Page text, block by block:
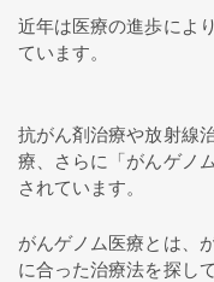
近年は医療の進歩によ
ています。
抗がん剤治療や放射線
療、さらに「がんゲノ
されています。
がんゲノム医療とは、
に合った治療法を探し